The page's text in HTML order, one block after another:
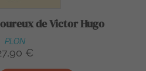
de Victor Hugo
PLON
€